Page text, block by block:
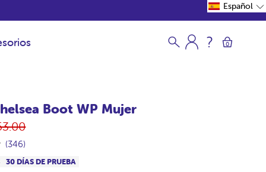
0
Boot WP Mujer
(346)
30 DÍAS DE PRUEBA
Español